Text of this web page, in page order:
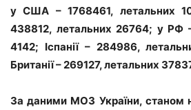
у США – 1768461, летальних
438812, летальних 26764; у РФ
4142; Іспанії – 284986,
Британії – 269127, летальних
За даними МОЗ України, станом